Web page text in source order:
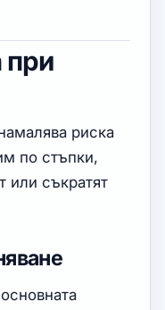
при
риска
по стъпки,
или съкратят